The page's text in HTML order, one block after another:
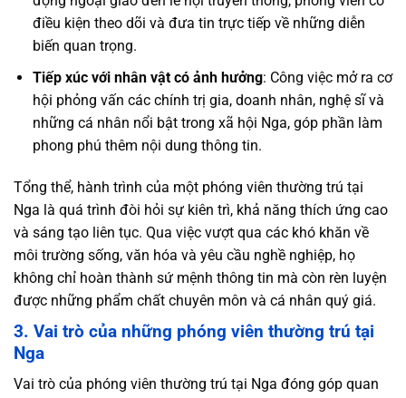
điều kiện theo dõi và đưa tin trực tiếp về những diễn
biến quan trọng.
Tiếp xúc với nhân vật có ảnh hưởng: Công việc mở ra cơ
hội phỏng vấn các chính trị gia, doanh nhân, nghệ sĩ và
những cá nhân nổi bật trong xã hội Nga, góp phần làm
phong phú thêm nội dung thông tin.
Tổng thể, hành trình của một phóng viên thường trú tại
Nga là quá trình đòi hỏi sự kiên trì, khả năng thích ứng cao
và sáng tạo liên tục. Qua việc vượt qua các khó khăn về
môi trường sống, văn hóa và yêu cầu nghề nghiệp, họ
không chỉ hoàn thành sứ mệnh thông tin mà còn rèn luyện
được những phẩm chất chuyên môn và cá nhân quý giá.
3. Vai trò của những phóng viên thường trú tại
Nga
Vai trò của phóng viên thường trú tại Nga đóng góp quan